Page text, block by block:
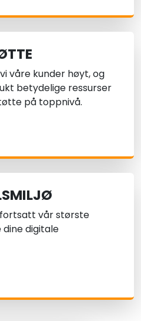
våre kunder høyt, og
betydelige ressurser
på toppnivå.
fortsatt vår største
digitale